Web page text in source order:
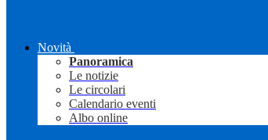
Novità
Panoramica
Le notizie
Le circolari
Calendario eventi
Albo online